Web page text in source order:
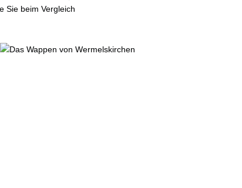
Sie beim Vergleich